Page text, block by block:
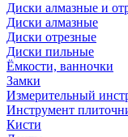
Диски алмазные и
Диски алмазные
Диски отрезные
Диски пильные
Ёмкости, ванночки
Замки
Измерительный
Инструмент
Кисти